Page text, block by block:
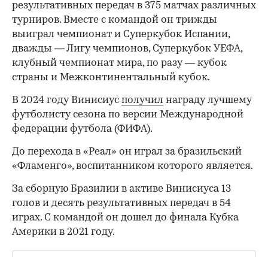
результативных передач в 375 матчах различных
турниров. Вместе с командой он трижды
выиграл чемпионат и Суперкубок Испании,
дважды — Лигу чемпионов, Суперкубок УЕФА,
клубный чемпионат мира, по разу — кубок
страны и Межконтинентальный кубок.
В 2024 году Винисиус получил награду лучшему
футболисту сезона по версии Международной
федерации футбола (ФИФА).
До перехода в «Реал» он играл за бразильский
«Фламенго», воспитанником которого является.
За сборную Бразилии в активе Винисиуса 13
голов и десять результативных передач в 54
играх. С командой он дошел до финала Кубка
Америки в 2021 году.